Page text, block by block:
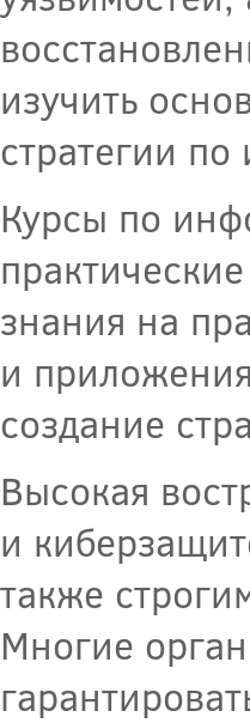
изучить
стратегии
Курсы по
знания на
и
создание
Высокая
и
также
Многие